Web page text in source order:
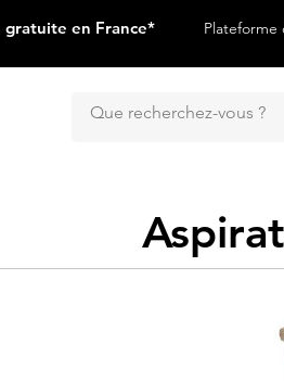
gratuite en France*